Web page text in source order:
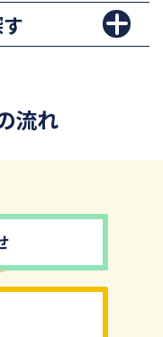
流れ